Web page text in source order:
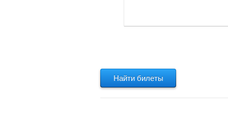
Найти билеты